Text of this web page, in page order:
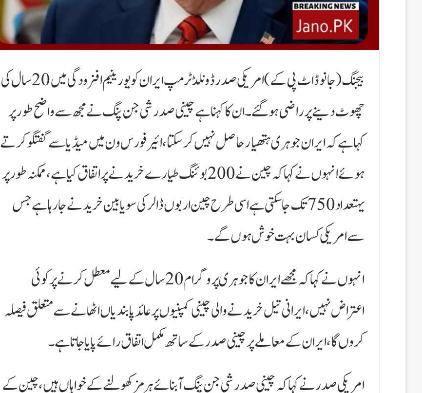
بیجنگ(جانوڈاٹ پی کے)امریکی صدر ڈونلڈ ٹرمپ ایران کو یورینیم افزودگی میں 20سال کی
چھوٹ دینے پر راضی ہوگئے۔ان کا کہنا ہے چینی صدر شی جن پنگ نے مجھ سے واضح طور پر
کہا ہے کہ ایران جوہری ہتھیار حاصل نہیں کرسکتا،ائیر فورس ون میں میڈیا سے گفتگو کرتے
ہوئے انہوں نے کہا کہ چین نے200بوئنگ طیارے خریدنے پر اتفاق کیا ہے،ممکنہ طور پر
یہتعداد750تک جاسکتی ہے اسی طرح چین اربوں ڈالر کی سویابین خریدنے جارہا ہے جس
سے امریکی کسان بہت خوش ہوں گے۔
انہوں نے کہا کہ مجھے ایران کا جوہری پروگرام20سال کے لیے معطل کرنے پر کوئی
اعتراض نہیں، ایرانی تیل خریدنے والی چینی کمپنیوں پر عائد پابندیاں اٹھانے سے متعلق فیصلہ
کروں گا، ایران کے معاملے پر چینی صدر کے ساتھ مکمل اتفاق رائے پایا جاتا ہے۔
امریکی صدر نے کہا کہ چینی صدر شی جن پنگ آبنائے ہرمز کھولنے کے خواہاں ہیں، چین کے